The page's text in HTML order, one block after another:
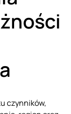
czynników,